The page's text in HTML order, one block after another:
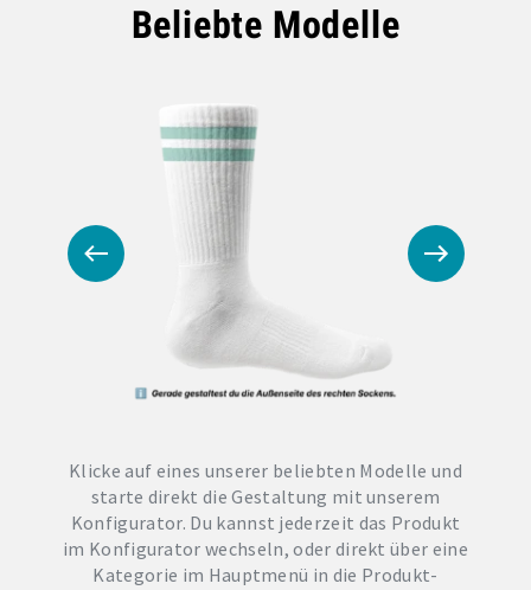
Beliebte Modelle
Klicke auf eines unserer beliebten Modelle und
starte direkt die Gestaltung mit unserem
Konfigurator. Du kannst jederzeit das Produkt
im Konfigurator wechseln, oder direkt über eine
Kategorie im Hauptmenü in die Produkt-